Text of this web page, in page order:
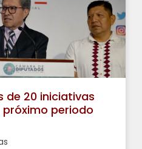
de 20 iniciativas
periodo